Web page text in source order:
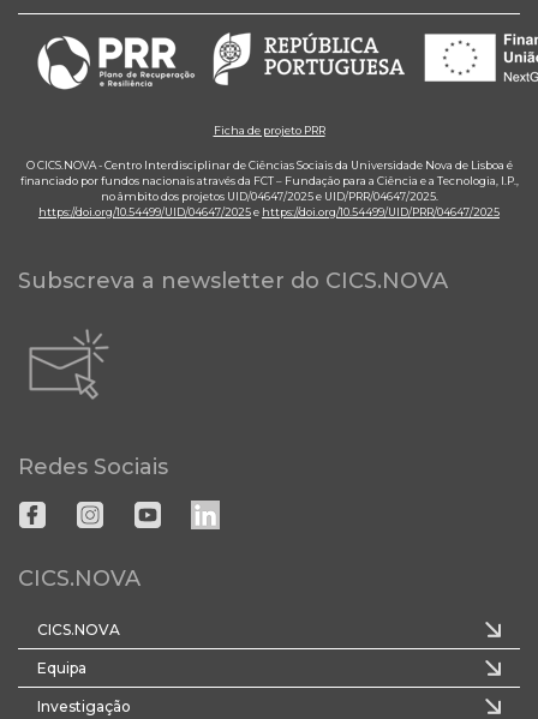
Ficha de projeto PRR
O CICS.NOVA - Centro Interdisciplinar de Ciências Sociais da Universidade Nova de Lisboa é
financiado por fundos nacionais através da FCT – Fundação para a Ciência e a Tecnologia, I.P.,
no âmbito dos projetos UID/04647/2025 e UID/PRR/04647/2025.
https://doi.org/10.54499/UID/04647/2025e https://doi.org/10.54499/UID/PRR/04647/2025
Subscreva a newsletter do CICS.NOVA
Redes Sociais
CICS.NOVA
CICS.NOVA
Equipa
Investigação